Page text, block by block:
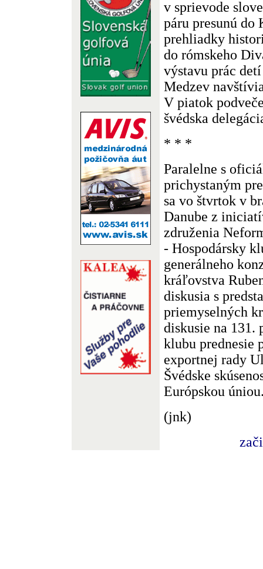
v sprievode
páru presunú do
prehliadky
do rómskeho
výstavu prác
Medzev
V piatok
švédska
* * *
Paralelne s
prichystaným
sa vo štvrtok v
Danube z
združenia
- Hospodársky
generálneho
kráľovstva
diskusia s
priemyselných
diskusie na 131.
klubu prednesie
exportnej rady
Švédske
Európskou
(jnk)